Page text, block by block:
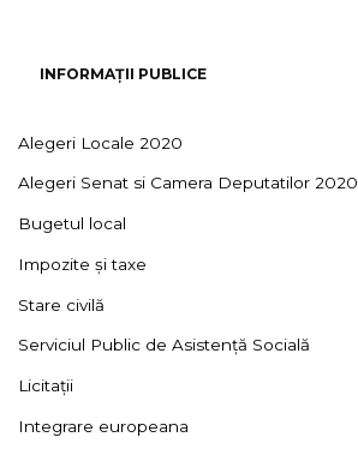
INFORMAȚII PUBLICE
Alegeri Locale 2020
Alegeri Senat si Camera Deputatilor 2020
Bugetul local
Impozite și taxe
Stare civilă
Serviciul Public de Asistență Socială
Licitații
Integrare europeana